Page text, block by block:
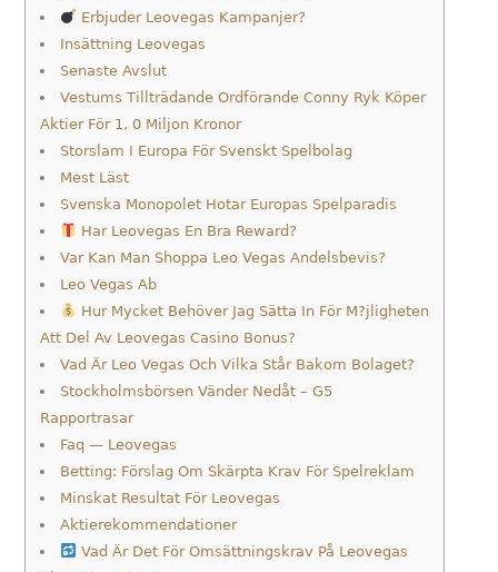
Erbjuder Leovegas Kampanjer?
Insättning Leovegas
Senaste Avslut
Vestums Tillträdande Ordförande Conny Ryk Köper
Aktier För 1, 0 Miljon Kronor
Storslam I Europa För Svenskt Spelbolag
Mest Läst
Svenska Monopolet Hotar Europas Spelparadis
Har Leovegas En Bra Reward?
Var Kan Man Shoppa Leo Vegas Andelsbevis?
Leo Vegas Ab
Hur Mycket Behöver Jag Sätta In För M?jligheten
Att Del Av Leovegas Casino Bonus?
Vad Är Leo Vegas Och Vilka Står Bakom Bolaget?
Stockholmsbörsen Vänder Nedåt – G5
Rapportrasar
Faq — Leovegas
Betting: Förslag Om Skärpta Krav För Spelreklam
Minskat Resultat För Leovegas
Aktierekommendationer
Vad Är Det För Omsättningskrav På Leovegas